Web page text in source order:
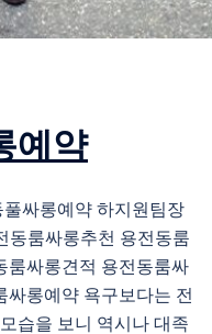
예약
싸롱예약 하지원팀장
동룸싸롱추천 용전동룸
룸싸롱견적 용전동룸싸
롱예약 욕구보다는 전
습을 보니 역시나 대족